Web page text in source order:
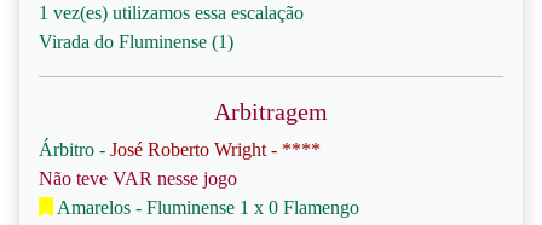
1 vez(es) utilizamos essa escalação
Virada do Fluminense (1)
Arbitragem
Árbitro - José Roberto Wright - ****
Não teve VAR nesse jogo
Amarelos - Fluminense 1 x 0 Flamengo